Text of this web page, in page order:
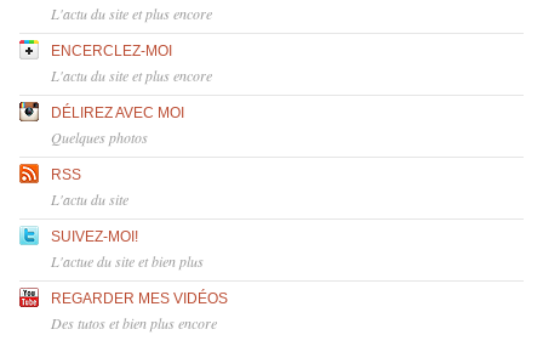
L'actu du site et plus encore
ENCERCLEZ-MOI
L'actu du site et plus encore
DÉLIREZ AVEC MOI
Quelques photos
RSS
L'actu du site
SUIVEZ-MOI!
L'actue du site et bien plus
REGARDER MES VIDÉOS
Des tutos et bien plus encore